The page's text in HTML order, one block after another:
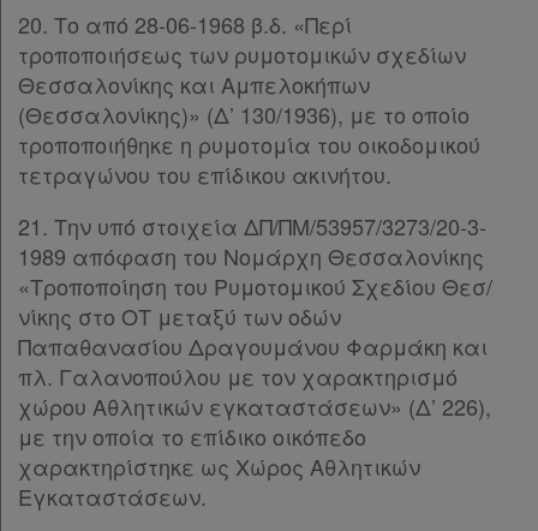
Οι
σημειώσεις
μου
Ψάχνω
και
δε
βρίσκω
20. Το από 28-06-1968 β.δ. «Περί
τροποποιήσεως των ρυμοτομικών σχεδίων
Θεσσαλονίκης και Αμπελοκήπων
(Θεσσαλονίκης)» (Δ’ 130/1936), με το οποίο
τροποποιήθηκε η ρυμοτομία του οικοδομικού
τετραγώνου του επίδικου ακινήτου.
21. Την υπό στοιχεία ΔΠ/ΠΜ/53957/3273/20-3-
1989 απόφαση του Νομάρχη Θεσσαλονίκης
«Τροποποίηση του Ρυμοτομικού Σχεδίου Θεσ/
νίκης στο ΟΤ μεταξύ των οδών
Παπαθανασίου Δραγουμάνου Φαρμάκη και
πλ. Γαλανοπούλου με τον χαρακτηρισμό
χώρου Αθλητικών εγκαταστάσεων» (Δ’ 226),
με την οποία το επίδικο οικόπεδο
χαρακτηρίστηκε ως Χώρος Αθλητικών
Εγκαταστάσεων.